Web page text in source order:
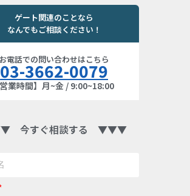
ゲート関連のことなら
なんでもご相談ください！
お電話での問い合わせはこちら
03-3662-0079
営業時間】月~金 / 9:00~18:00
今すぐ相談する ▼▼▼